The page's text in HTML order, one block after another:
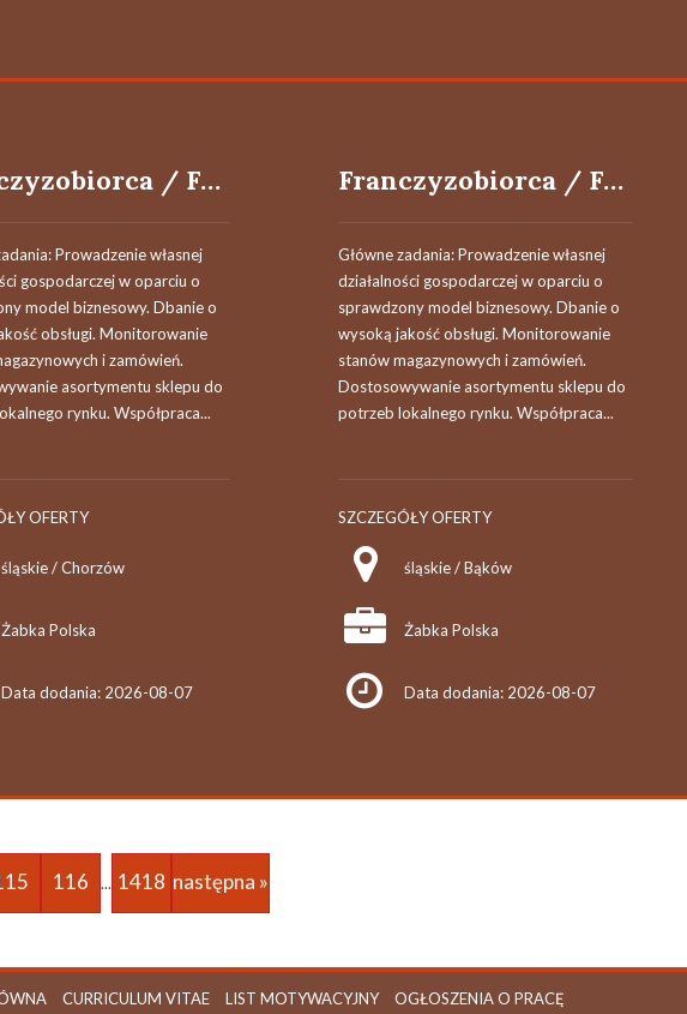
Franczyzobiorca / Franczyzobiorczyni
Prowadzenie własnej
gospodarczej w oparciu o
model biznesowy. Dbanie o
obsługi. Monitorowanie
i zamówień.
asortymentu sklepu do
rynku. Współpraca...
OFERTY
śląskie / Chorzów
Żabka Polska
Data dodania: 2026-08-07
Franczyzobiorca / Franczyzobiorczyni
Główne zadania: Prowadzenie własnej
działalności gospodarczej w oparciu o
sprawdzony model biznesowy. Dbanie o
wysoką jakość obsługi. Monitorowanie
stanów magazynowych i zamówień.
Dostosowywanie asortymentu sklepu do
potrzeb lokalnego rynku. Współpraca...
SZCZEGÓŁY OFERTY
śląskie / Bąków
Żabka Polska
Data dodania: 2026-08-07
116 ... 1418 następna »
CURRICULUM VITAE LIST MOTYWACYJNY OGŁOSZENIA O PRACĘ